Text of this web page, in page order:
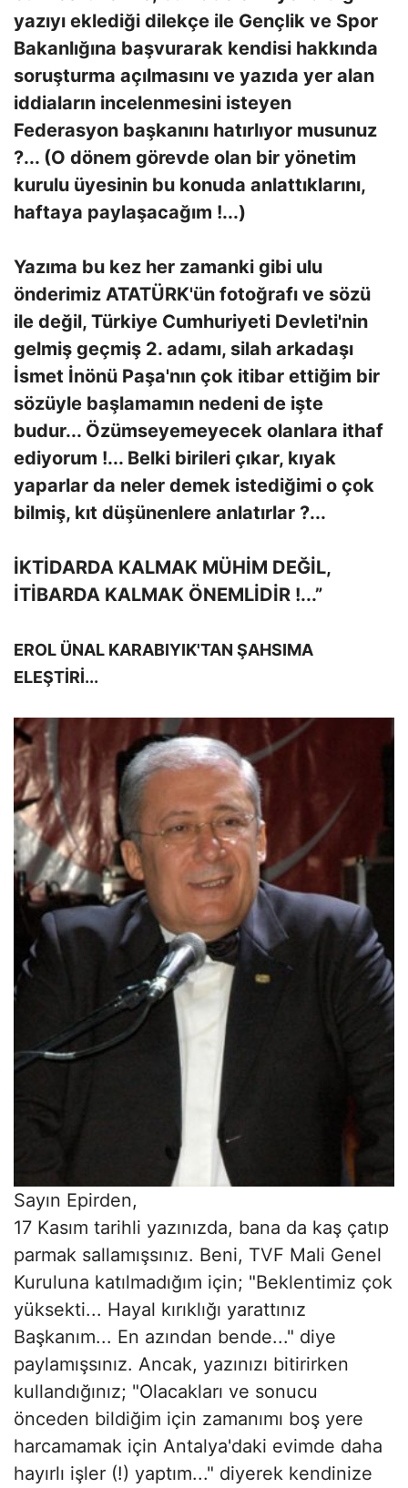
yazıyı eklediği dilekçe ile Gençlik ve Spor
Bakanlığına başvurarak kendisi hakkında
soruşturma açılmasını ve yazıda yer alan
iddiaların incelenmesini isteyen
Federasyon başkanını hatırlıyor musunuz
?... (O dönem görevde olan bir yönetim
kurulu üyesinin bu konuda anlattıklarını,
haftaya paylaşacağım !...)
Yazıma bu kez her zamanki gibi ulu
önderimiz ATATÜRK'ün fotoğrafı ve sözü
ile değil, Türkiye Cumhuriyeti Devleti'nin
gelmiş geçmiş 2. adamı, silah arkadaşı
İsmet İnönü Paşa'nın çok itibar ettiğim bir
sözüyle başlamamın nedeni de işte
budur... Özümseyemeyecek olanlara ithaf
ediyorum !... Belki birileri çıkar, kıyak
yaparlar da neler demek istediğimi o çok
bilmiş, kıt düşünenlere anlatırlar ?...
İKTİDARDA KALMAK MÜHİM DEĞİL,
İTİBARDA KALMAK ÖNEMLİDİR !...”
EROL ÜNAL KARABIYIK'TAN ŞAHSIMA
ELEŞTİRİ...
Sayın Epirden,
17 Kasım tarihli yazınızda, bana da kaş çatıp
parmak sallamışsınız. Beni, TVF Mali Genel
Kuruluna katılmadığım için; "Beklentimiz çok
yüksekti... Hayal kırıklığı yarattınız
Başkanım... En azından bende..." diye
paylamışsınız. Ancak, yazınızı bitirirken
kullandığınız; "Olacakları ve sonucu
önceden bildiğim için zamanımı boş yere
harcamamak için Antalya'daki evimde daha
hayırlı işler (!) yaptım..." diyerek kendinize